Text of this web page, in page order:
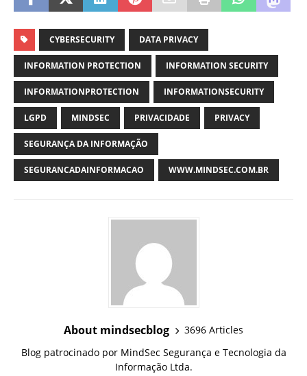
CYBERSECURITY DATA PRIVACY
INFORMATION PROTECTION INFORMATION SECURITY
INFORMATIONPROTECTION INFORMATIONSECURITY
LGPD MINDSEC PRIVACIDADE PRIVACY
SEGURANÇA DA INFORMAÇÃO
SEGURANCADAINFORMACAO WWW.MINDSEC.COM.BR
About mindsecblog
3696 Articles
Blog patrocinado por MindSec Segurança e Tecnologia da
Informação Ltda.